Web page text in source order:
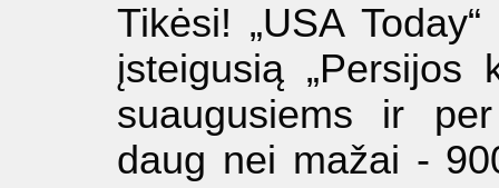
Tikėsi! „USA
įsteigusią „Persijos
suaugusiems ir
daug nei mažai -